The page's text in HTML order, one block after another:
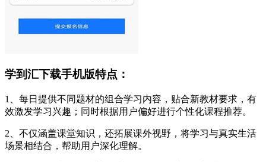
学到汇下载手机版特点：
1、每日提供不同题材的组合学习内容，贴合新教材要求，有
效激发学习兴趣；同时根据用户偏好进行个性化课程推荐。
2、不仅涵盖课堂知识，还拓展课外视野，将学习与真实生活
场景相结合，帮助用户深化理解。